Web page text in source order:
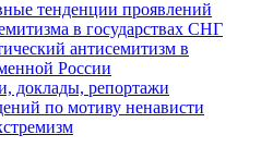
тенденции проявлений
в государствах СНГ
антисемитизм в
России
доклады, репортажи
по мотиву ненависти